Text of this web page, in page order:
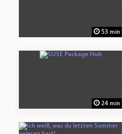
53 min
24 min